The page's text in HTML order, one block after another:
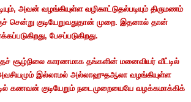
, அவன் வழங்கியுள்ள வழிகாட்டுதல்படியும் திருமணம்
சென்று குடியேறுவதுதான் முறை. இதனால் தான்
, பேசப்படுகிறது.
சூழ்நிலை காரணமாக தங்களின் மனைவியர் வீட்டில்
இல்லாமல் அல்லாஹுதஆலா வழங்கியுள்ள
கணவன் குடியேறும் நடைமுறையையே வழக்கமாக்கிக்